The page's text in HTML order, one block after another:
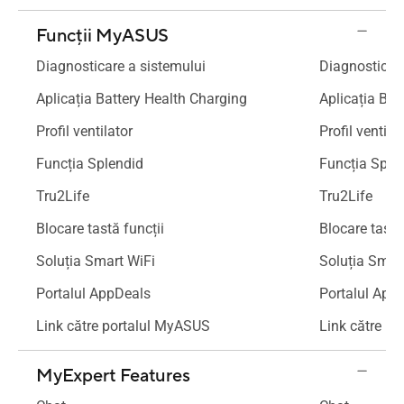
Funcții MyASUS
Diagnosticare a sistemului
Aplicația Battery Health Charging
Profil ventilator
Funcția Splendid
Tru2Life
Blocare tastă funcții
Soluția Smart WiFi
Portalul AppDeals
Link către portalul MyASUS
Aplicația
Profil
Funcția
Tru2Life
Blocare
Soluția
Portalul
Link către
MyExpert Features